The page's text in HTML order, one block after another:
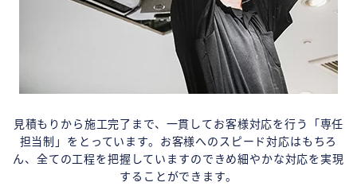
見積もりから施工完了まで、一貫してお客様対応を行う「専任
担当制」をとっています。お客様へのスピード対応はもちろ
ん、全ての工程を把握していますのできめ細やかな対応を実現
することができます。